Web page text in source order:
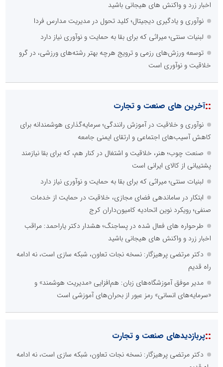
اخبار زرد و واکنش های هیجانی باشید
نوآوری و یادگیری دیجیتال؛ کلید تحول در مدیریت مدارس فردا
لبنیات سنتی؛ میراثی که برای بقا به حمایت و نوآوری نیاز دارد
توسعه ورزش‌های رزمی و ترویج هرچه بهتر رشته‌های ورزشی، در گرو
خلاقیت و نوآوری است
::آخرین های صنعت و تجارت
نوآوری و خلاقیت در آموزش رانندگی؛ سرمایه‌گذاری هوشمندانه برای
کاهش آسیب‌های اجتماعی و ارتقای ایمنی جامعه
صنعت چوب؛ هنر، خلاقیت و اشتغال در کنار هم، که برای بقا نیازمند
پشتیبانی از کالای ایرانی است
لبنیات سنتی؛ میراثی که برای بقا به حمایت و نوآوری نیاز دارد
ابتکار در ساماندهی فضای مجازی، خلاقیت در حمایت از خدمات
صنفی؛ رویکرد نوین اتحادیه کامیون‌داران کرج
طرحواره های فعال شده در پساجنگ؛ هشدار دکتر یاراحمد: مراقب
اخبار زرد و واکنش های هیجانی باشید
دکتر مرتضی پرهیزگار: نسخه نجات تعاون، شبکه سازی است، نه ادامه
راه قدیم
مدیر موفق آموزشگاه‌های زبان: هم‌افزایی «مدیریت هوشمند» و
«سرمایه‌های انسانی» رمز عبور از بحران‌های آموزشی است
::پربازدیدهای صنعت و تجارت
دکتر مرتضی پرهیزگار: نسخه نجات تعاون، شبکه سازی است، نه ادامه